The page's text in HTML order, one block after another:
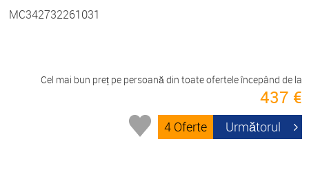
MC342732261031
Cel mai bun preț pe persoană din toate ofertele începând de la
437 €
4 Oferte Următorul